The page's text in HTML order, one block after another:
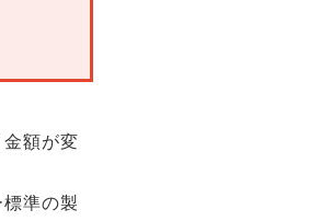
額が変
準の製